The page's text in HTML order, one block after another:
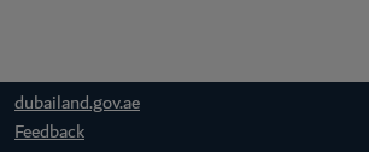
dubailand.gov.ae
Feedback